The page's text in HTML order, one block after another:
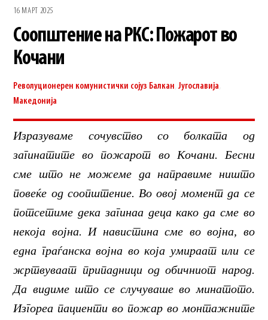
16 МАРТ 2025
Соопштение на РКС: Пожарот во
Кочани
Револуционерен комунистички сојуз Балкан ,Југославија
Македонија
Изразуваме сочувство со болката од
загинатите во пожарот во Кочани. Бесни
сме што не можеме да направиме ништо
повеќе од соопштение. Во овој момент да се
потсетиме дека загинаа деца како да сме во
некоја војна. И навистина сме во војна, во
една граѓанска војна во која умираат или се
жртвуваат припадници од обичниот народ.
Да видиме што се случуваше во минатото.
Изгореа пациенти во пожар во монтажните